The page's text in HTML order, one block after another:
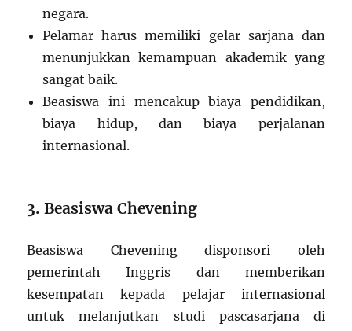
negara.
Pelamar harus memiliki gelar sarjana dan
menunjukkan kemampuan akademik yang
sangat baik.
Beasiswa ini mencakup biaya pendidikan,
biaya hidup, dan biaya perjalanan
internasional.
3. Beasiswa Chevening
Beasiswa Chevening disponsori oleh
pemerintah Inggris dan memberikan
kesempatan kepada pelajar internasional
untuk melanjutkan studi pascasarjana di